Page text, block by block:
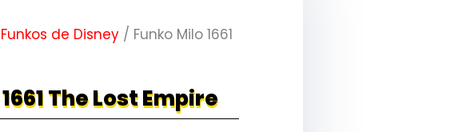
Funkos de Disney / Funko Milo 1661
The Lost Empire